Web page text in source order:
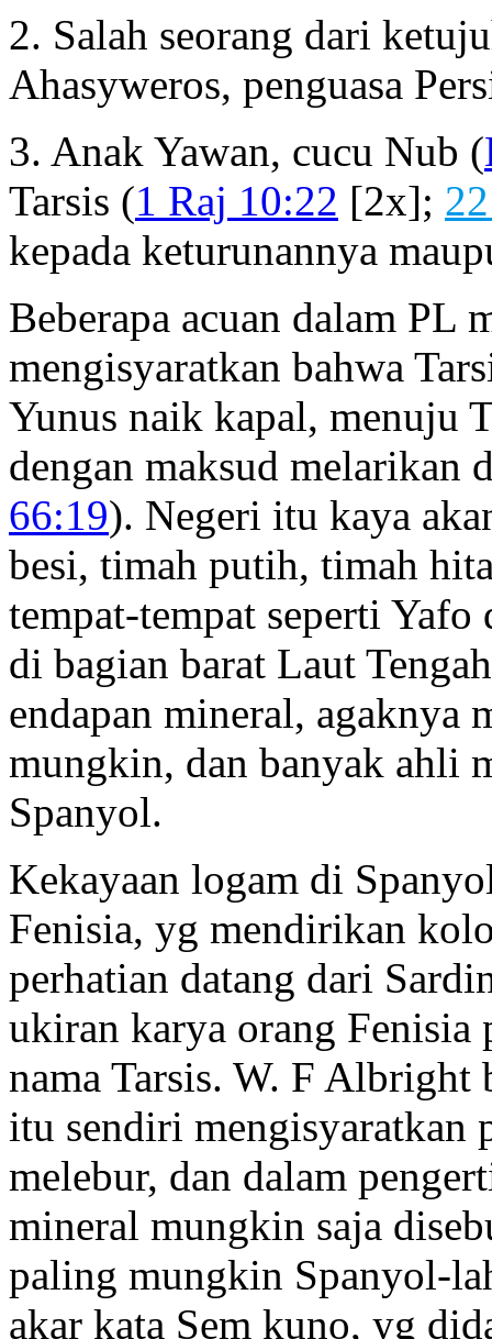
2. Salah seorang dari
Ahasyweros, penguasa
3. Anak Yawan, cucu Nub (
Tarsis (1 Raj 10:22 [2x];
kepada keturunannya
Beberapa acuan dalam PL
mengisyaratkan bahwa
Yunus naik kapal, menuju
dengan maksud melarikan
66:19). Negeri itu kaya
besi, timah putih, timah
tempat-tempat seperti Yafo
di bagian barat Laut
endapan mineral, agaknya
mungkin, dan banyak ahli
Spanyol.
Kekayaan logam di
Fenisia, yg mendirikan
perhatian datang dari
ukiran karya orang Fenisia
nama Tarsis. W. F Albright
itu sendiri mengisyaratkan
melebur, dan dalam
mineral mungkin saja
paling mungkin Spanyol-
akar kata Sem kuno, yg